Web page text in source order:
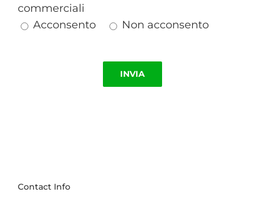
commerciali
Acconsento
Non acconsento
Contact Info